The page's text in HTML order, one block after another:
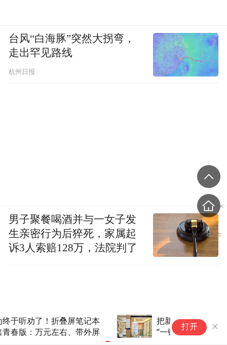
把新书采购权交给读者！杭图
“一键借阅”开启公共文化服务新
打开
台风“白海豚”突然大拐弯，
走出罕见路线
杭州日报
男子聚餐喝酒并与一女子发
生亲密行为后猝死，家属起
诉3人索赔128万，法院判了